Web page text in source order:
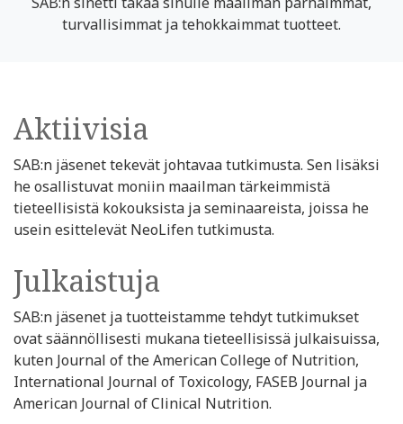
turvallisimmat ja tehokkaimmat tuotteet.
Aktiivisia
SAB:n jäsenet tekevät johtavaa tutkimusta. Sen lisäksi
he osallistuvat moniin maailman tärkeimmistä
tieteellisistä kokouksista ja seminaareista, joissa he
usein esittelevät NeoLifen tutkimusta.
Julkaistuja
SAB:n jäsenet ja tuotteistamme tehdyt tutkimukset
ovat säännöllisesti mukana tieteellisissä julkaisuissa,
kuten Journal of the American College of Nutrition,
International Journal of Toxicology, FASEB Journal ja
American Journal of Clinical Nutrition.